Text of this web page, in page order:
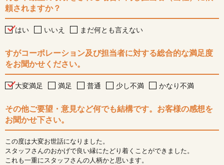
頼されますか？
はい いいえ まだ何とも言えない
すがコーポレーション及び担当者に対する総合的な満足度
をお聞かせください。
大変満足 満足 普通 少し不満 かなり不満
その他ご要望・意見など何でも結構です。お客様の感想を
お聞かせ下さい。
この度は大変お世話になりました。
スタッフさんのおかげで良い縁にたどり着くことができました。
これも一重にスタッフさんの人柄かと思います。